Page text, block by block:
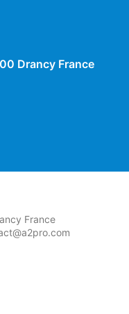
Drancy France
France